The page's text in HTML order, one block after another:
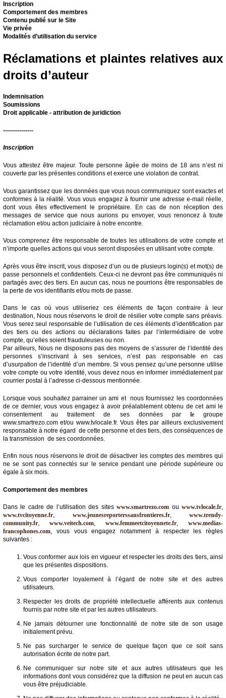
Inscription
Comportement des membres
Contenu publié sur le Site
Vie privée
Modalités d’utilisation du service
Réclamations et plaintes relatives aux
droits d’auteur
Indemnisation
Soumissions
Droit applicable - attribution de juridiction
---------------
Inscription
Vous attestez être majeur. Toute personne âgée de moins de 18 ans n’est ni
couverte par les présentes conditions et exerce une violation de contrat.
Vous garantissez que les données que vous nous communiquez sont exactes et
conformes à la réalité. Vous vous engagez à fournir une adresse e-mail réelle,
dont vous êtes effectivement le propriétaire. En cas de non réception des
messages de service que nous aurions pu envoyer, vous renoncez à toute
réclamation et/ou action judiciaire à notre encontre.
Vous comprenez être responsable de toutes les utilisations de votre compte et
n’importe quelles actions qui vous seront disposées en utilisant votre compte.
Après vous être inscrit, vous disposez d’un ou de plusieurs login(s) et mot(s) de
passe personnels et confidentiels. Ceux-ci ne devront pas être communiqués ni
partagés avec des tiers. En aucun cas, nous ne pourrions être responsables de
la perte de vos identifiants et/ou mots de passe.
Dans le cas où vous utiliseriez ces éléments de façon contraire à leur
destination, Nous nous réservons le droit de résilier votre compte sans préavis.
Vous serez seul responsable de l’utilisation de ces éléments d’identification par
des tiers ou des actions ou déclarations faites par l’intermédiaire de votre
compte, qu’elles soient frauduleuses ou non.
Par ailleurs, Nous ne disposons pas des moyens de s’assurer de l’identité des
personnes s’inscrivant à ses services, n’est pas responsable en cas
d’usurpation de l’identité d’un membre. Si vous pensez qu’une personne utilise
votre compte ou votre identité, vous devez nous en informer immédiatement par
courrier postal à l’adresse ci-dessous mentionnée.
Lorsque vous souhaitez parrainer un ami et nous fournissez les coordonnées
de ce dernier, vous vous engagez à avoir préalablement obtenu de cet ami le
consentement au traitement de ses données par legroupe
www.smartrezo.com et/ou www.tvlocale.fr. Vous êtes par ailleurs exclusivement
responsable à notre égard de cette personne et des tiers, des conséquences de
la transmission de ses coordonnées.
Enfin nous nous réservons le droit de désactiver les comptes des membres qui
ne se sont pas connectés sur le service pendant une période supérieure ou
égale à six mois.
Comportement des membres
Dans le cadre de l’utilisation des siteswww.smartrezo.com ouwww.tvlocale.fr,
www.tvcitoyenne.fr, www.jeunesreporterssansfrontieres.fr, www.trendy-
community.fr, www.veitech.com, www.femmeetcitoyennete.fr, www.medias-
francophones.com, vous vous engagez notamment à respecter les règles
suivantes :
Vous conformer aux lois en vigueur et respecter les droits des tiers, ainsi
que les présentes dispositions.
Vous comporter loyalement à l’égard de notre site et des autres
utilisateurs.
Respecter les droits de propriété intellectuelle afférents aux contenus
fournis par notre site et par les autres utilisateurs.
Ne jamais détourner une fonctionnalité de notre site de son usage
initialement prévu.
Ne pas surcharger le service de quelque façon que ce soit sans
autorisation écrite de notre part.
Ne communiquer sur notre site et aux autres utilisateurs que les
informations dont vous considérez que la diffusion ne peut en aucun cas
vous être préjudiciable.